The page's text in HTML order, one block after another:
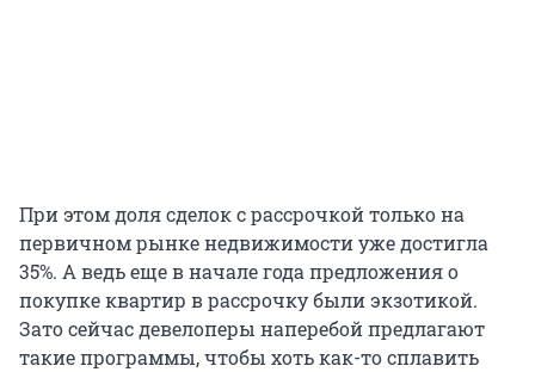
При этом доля сделок с рассрочкой только на
первичном рынке недвижимости уже достигла
35%. А ведь еще в начале года предложения о
покупке квартир в рассрочку были экзотикой.
Зато сейчас девелоперы наперебой предлагают
такие программы, чтобы хоть как-то сплавить